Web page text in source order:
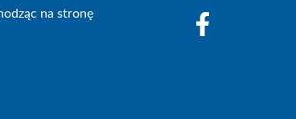
na stronę